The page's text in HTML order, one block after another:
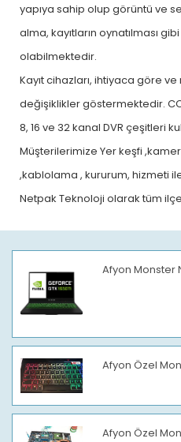
yapıya sahip olup görüntü ve
alma, kayıtların oynatılması
olabilmektedir.
Kayıt cihazları, ihtiyaca göre
değişiklikler göstermektedir.
8, 16 ve 32 kanal DVR çeşitleri
Müşterilerimize Yer keşfi
,kablolama , kururum, hizmeti
Netpak Teknoloji olarak tüm
Afyon Monster
Afyon Özel
Afyon Özel